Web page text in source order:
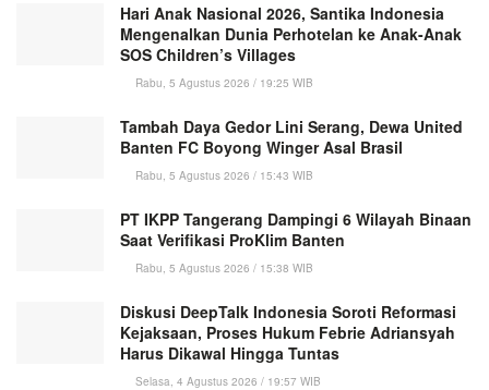
Hari Anak Nasional 2026, Santika Indonesia
Mengenalkan Dunia Perhotelan ke Anak-Anak
SOS Children’s Villages
Rabu, 5 Agustus 2026 / 19:25 WIB
Tambah Daya Gedor Lini Serang, Dewa United
Banten FC Boyong Winger Asal Brasil
Rabu, 5 Agustus 2026 / 15:43 WIB
PT IKPP Tangerang Dampingi 6 Wilayah Binaan
Saat Verifikasi ProKlim Banten
Rabu, 5 Agustus 2026 / 15:38 WIB
Diskusi DeepTalk Indonesia Soroti Reformasi
Kejaksaan, Proses Hukum Febrie Adriansyah
Harus Dikawal Hingga Tuntas
Selasa, 4 Agustus 2026 / 19:57 WIB